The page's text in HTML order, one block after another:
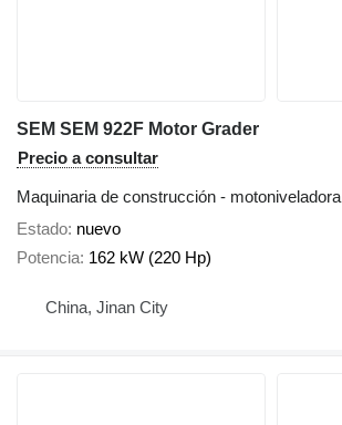
SEM SEM 922F Motor Grader
Precio a consultar
Maquinaria de construcción - motoniveladora
Estado nuevo
Potencia 162 kW (220 Hp)
China, Jinan City